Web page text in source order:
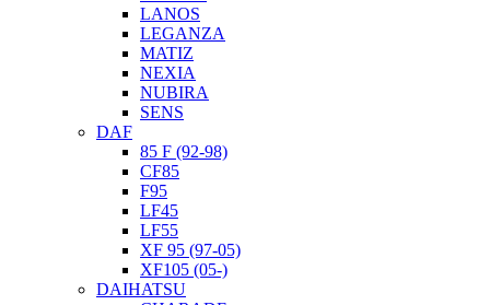
LANOS
LEGANZA
MATIZ
NEXIA
NUBIRA
SENS
DAF
85 F (92-98)
CF85
F95
LF45
LF55
XF 95 (97-05)
XF105 (05-)
DAIHATSU